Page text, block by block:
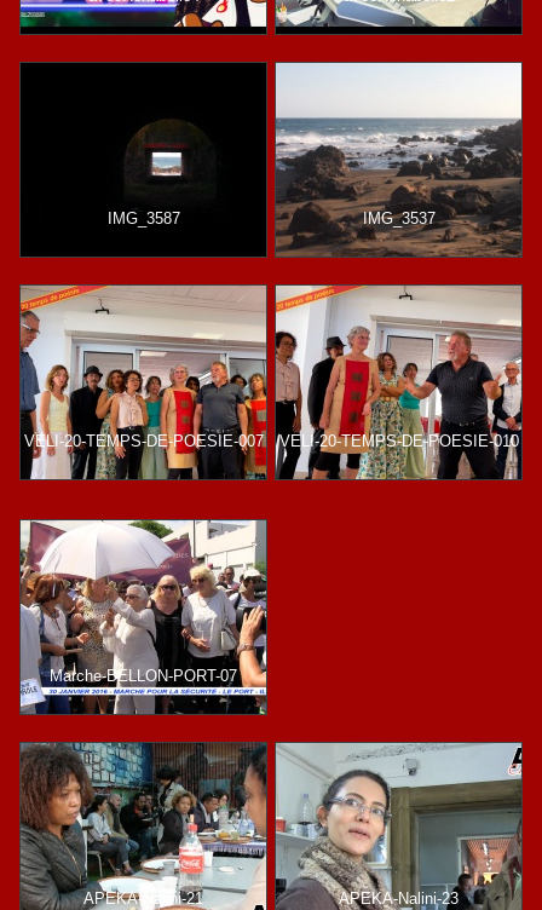
IMG_3587 IMG_3537
VELI-20-TEMPS-DE-POESIE-007 VELI-20-TEMPS-DE-POESIE-010
Marche-BELLON-PORT-07
APEKA-Nalini-21 APEKA-Nalini-23